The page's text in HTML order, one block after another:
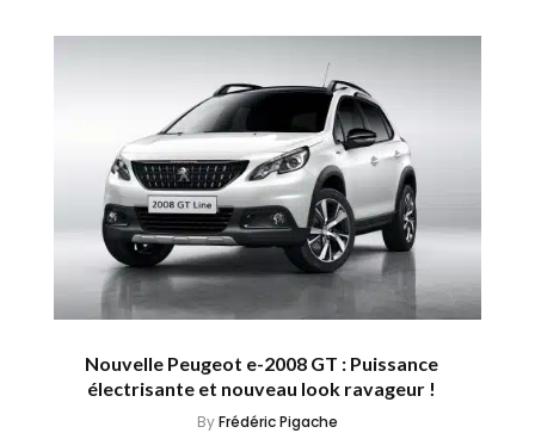
Nouvelle Peugeot e-2008 GT : Puissance
électrisante et nouveau look ravageur !
ByFrédéric Pigache